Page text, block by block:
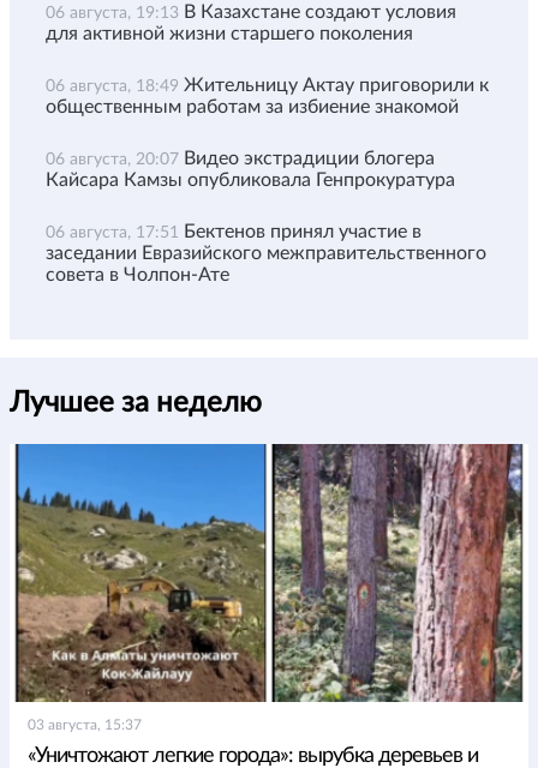
06 августа, 19:13 В Казахстане создают условия
для активной жизни старшего поколения
06 августа, 18:49 Жительницу Актау приговорили к
общественным работам за избиение знакомой
06 августа, 20:07 Видео экстрадиции блогера
Кайсара Камзы опубликовала Генпрокуратура
06 августа, 17:51 Бектенов принял участие в
заседании Евразийского межправительственного
совета в Чолпон-Ате
Лучшее за неделю
03 августа, 15:37
«Уничтожают легкие города»: вырубка деревьев и